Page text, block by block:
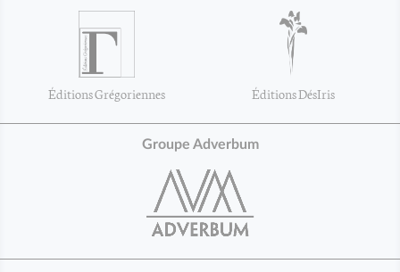
Éditions Grégoriennes Éditions DésIris
Groupe Adverbum